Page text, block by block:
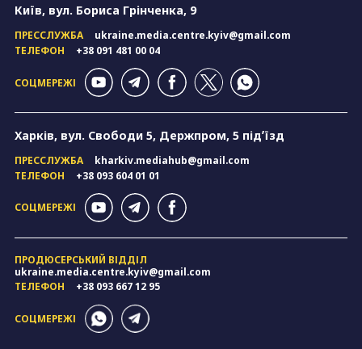
Київ, вул. Бориса Грінченка, 9
ПРЕССЛУЖБА
ukraine.media.centre.kyiv@gmail.com
ТЕЛЕФОН
+38 091 481 00 04
СОЦМЕРЕЖІ
Харків, вул. Свободи 5, Держпром, 5 підʼїзд
ПРЕССЛУЖБА
kharkiv.mediahub@gmail.com
ТЕЛЕФОН
+38 093 604 01 01
СОЦМЕРЕЖІ
ПРОДЮСЕРСЬКИЙ ВІДДІЛ
ukraine.media.centre.kyiv@gmail.com
ТЕЛЕФОН
+38 093 667 12 95
СОЦМЕРЕЖІ